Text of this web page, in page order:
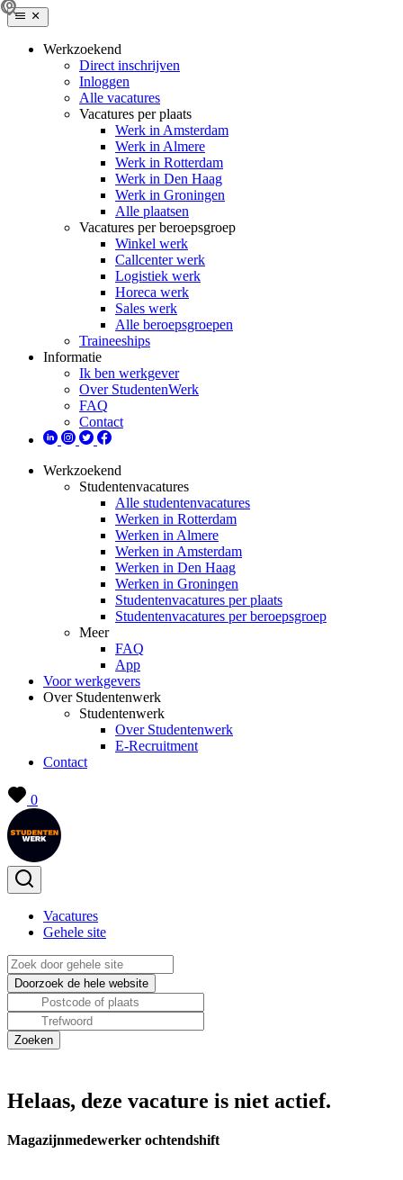
Werkzoekend
Direct inschrijven
Inloggen
Alle vacatures
Vacatures per plaats
Werk in Amsterdam
Werk in Almere
Werk in Rotterdam
Werk in Den Haag
Werk in Groningen
Alle plaatsen
Vacatures per beroepsgroep
Winkel werk
Callcenter werk
Logistiek werk
Horeca werk
Sales werk
Alle beroepsgroepen
Traineeships
Informatie
Ik ben werkgever
Over StudentenWerk
FAQ
Contact
Werkzoekend
Studentenvacatures
Alle studentenvacatures
Werken in Rotterdam
Werken in Almere
Werken in Amsterdam
Werken in Den Haag
Werken in Groningen
Studentenvacatures per plaats
Studentenvacatures per beroepsgroep
Meer
FAQ
App
Voor werkgevers
Over Studentenwerk
Studentenwerk
Over Studentenwerk
E-Recruitment
Contact
0
Vacatures
Gehele site
Helaas, deze vacature is niet actief.
Magazijnmedewerker ochtendshift